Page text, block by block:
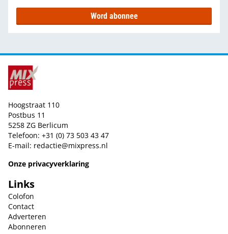
Word abonnee
Hoogstraat 110
Postbus 11
5258 ZG Berlicum
Telefoon: +31 (0) 73 503 43 47
E-mail: redactie@mixpress.nl
Onze privacyverklaring
Links
Colofon
Contact
Adverteren
Abonneren